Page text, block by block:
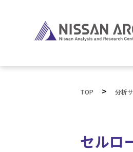
TOP > 分析
セルロ